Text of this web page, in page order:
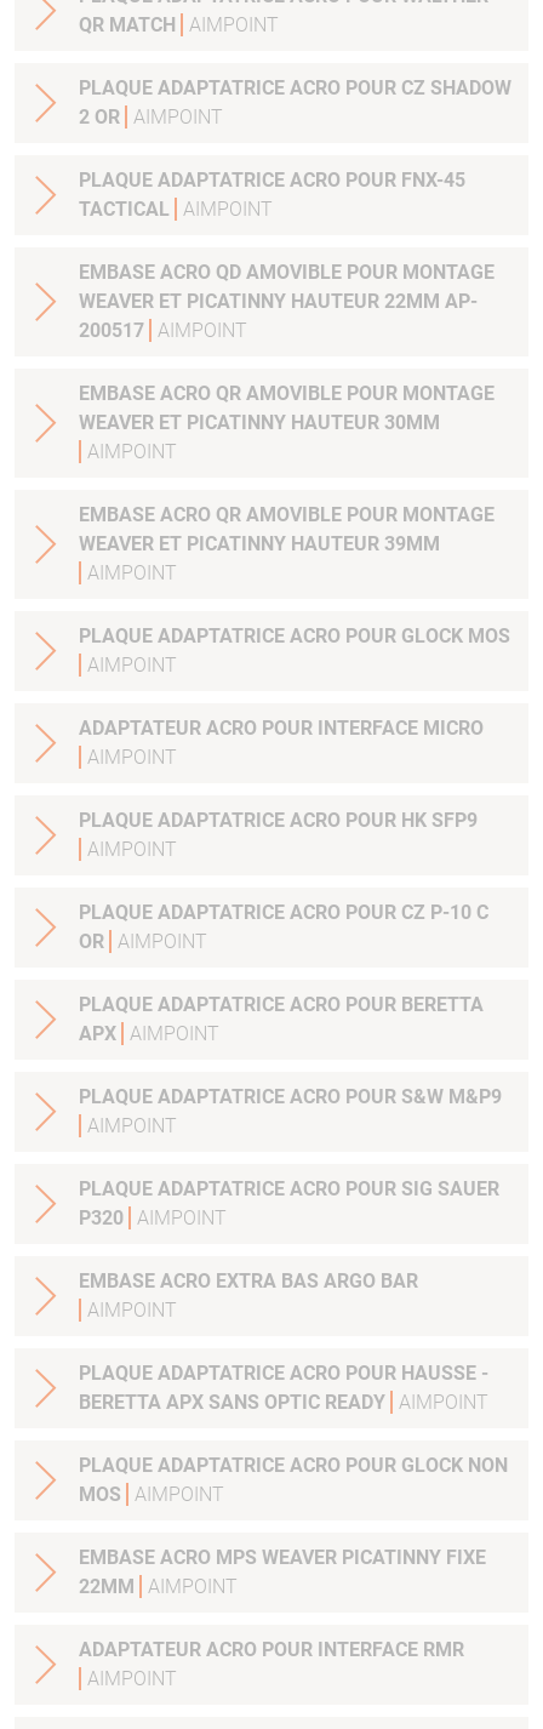
QR MATCH
AIMPOINT
PLAQUE ADAPTATRICE ACRO POUR CZ SHADOW
2 OR AIMPOINT
PLAQUE ADAPTATRICE ACRO POUR FNX-45
TACTICAL
AIMPOINT
EMBASE ACRO QD AMOVIBLE POUR MONTAGE
WEAVER ET PICATINNY HAUTEUR 22MM AP-
200517 AIMPOINT
EMBASE ACRO QR AMOVIBLE POUR MONTAGE
WEAVER ET PICATINNY HAUTEUR 30MM
AIMPOINT
EMBASE ACRO QR AMOVIBLE POUR MONTAGE
WEAVER ET PICATINNY HAUTEUR 39MM
AIMPOINT
PLAQUE ADAPTATRICE ACRO POUR GLOCK MOS
AIMPOINT
ADAPTATEUR ACRO POUR INTERFACE MICRO
AIMPOINT
PLAQUE ADAPTATRICE ACRO POUR HK SFP9
AIMPOINT
PLAQUE ADAPTATRICE ACRO POUR CZ P-10 C
OR AIMPOINT
PLAQUE ADAPTATRICE ACRO POUR BERETTA
APX AIMPOINT
PLAQUE ADAPTATRICE ACRO POUR S&W M&P9
AIMPOINT
PLAQUE ADAPTATRICE ACRO POUR SIG SAUER
P320 AIMPOINT
EMBASE ACRO EXTRA BAS ARGO BAR
AIMPOINT
PLAQUE ADAPTATRICE ACRO POUR HAUSSE -
BERETTA APX SANS OPTIC READY AIMPOINT
PLAQUE ADAPTATRICE ACRO POUR GLOCK NON
MOS
AIMPOINT
EMBASE ACRO MPS WEAVER PICATINNY FIXE
22MM
AIMPOINT
ADAPTATEUR ACRO POUR INTERFACE RMR
AIMPOINT